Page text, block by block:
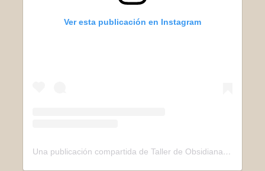
Ver esta publicación en Instagram
Una publicación compartida de Taller de Obsidiana (@tallerdeobsidiana)